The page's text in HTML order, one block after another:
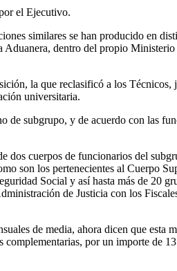
el Ejecutivo.
similares se han producido en
dentro del propio
la que reclasificó a los Técnicos,
universitaria.
subgrupo, y de acuerdo con las
dos cuerpos de funcionarios del
son los pertenecientes al Cuerpo
Social y así hasta más de 20
de Justicia con los
de media, ahora dicen que esta
por un importe de